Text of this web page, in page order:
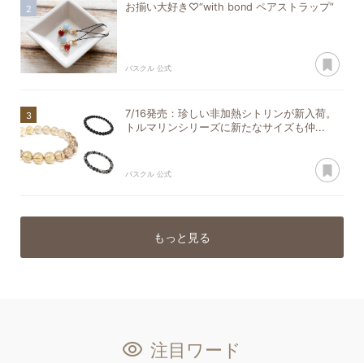
お揃い大好き♡“with bond ペアストラップ”
パスクル 公式
7/16発売：珍しい非加熱シトリンが新入荷。
トルマリンシリーズに新たなサイズも仲...
パスクル 公式
もっと見る
注目ワード